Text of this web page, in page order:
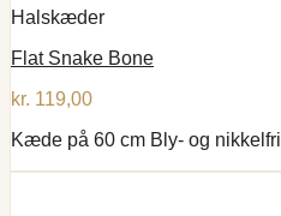
Halskæder
Flat Snake Bone
kr. 119,00
Kæde på 60 cm Bly- og nikkelfri